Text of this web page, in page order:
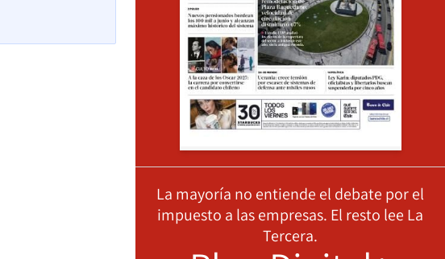
La mayoría no entiende el debate por el
impuesto a las empresas. El resto lee La
Tercera.